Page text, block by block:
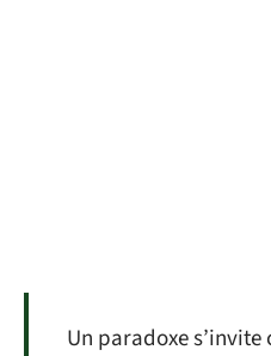
Un paradoxe